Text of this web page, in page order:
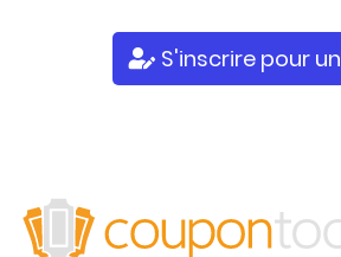
S'inscrire pour